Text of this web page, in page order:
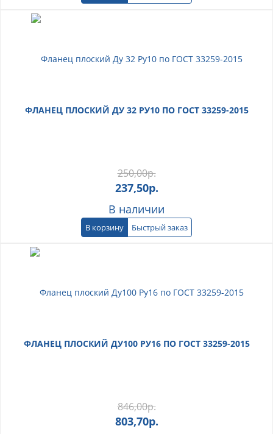
ФЛАНЕЦ ПЛОСКИЙ ДУ 32 РУ10 ПО ГОСТ 33259-2015
250,00р.
237,50р.
В наличии
В корзину Быстрый заказ
ФЛАНЕЦ ПЛОСКИЙ ДУ100 РУ16 ПО ГОСТ 33259-2015
846,00р.
803,70р.